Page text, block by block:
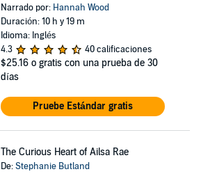
Narrado por: Hannah Wood
Duración: 10 h y 19 m
Idioma: Inglés
4.3
40 calificaciones
$25.16 o gratis con una prueba de 30
días
Pruebe Estándar gratis
The Curious Heart of Ailsa Rae
De:Stephanie Butland